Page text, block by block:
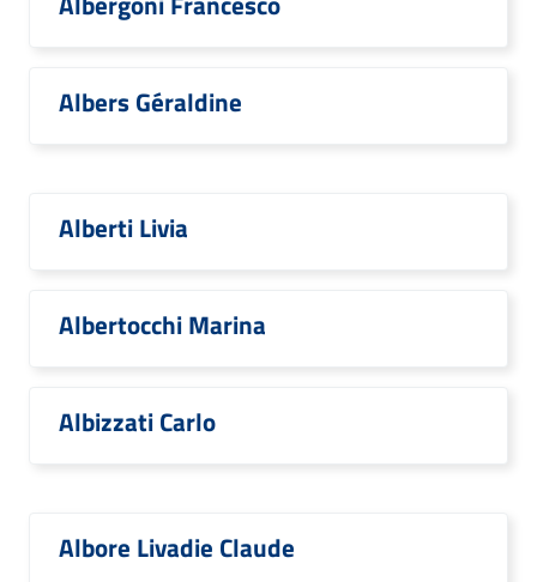
Albers Géraldine
Alberti Livia
Albertocchi Marina
Albizzati Carlo
Albore Livadie Claude